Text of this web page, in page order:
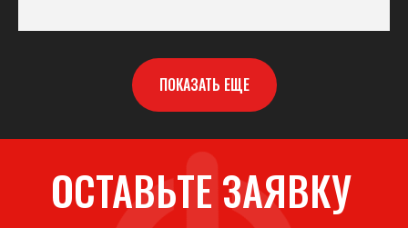
ПОКАЗАТЬ ЕЩЕ
ОСТАВЬТЕ ЗАЯВКУ